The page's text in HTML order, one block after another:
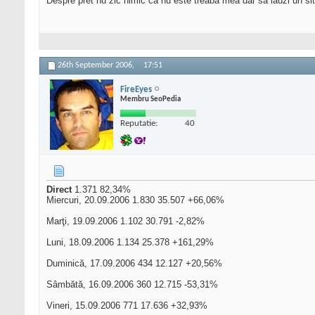
26th September 2006, 17:51
FireEyes
Membru SeoPedia
Reputatie: 40
Direct1.371 82,34%
Miercuri, 20.09.2006 1.830 35.507 +66,06%
Marţi, 19.09.2006 1.102 30.791 -2,82%
Luni, 18.09.2006 1.134 25.378 +161,29%
Duminică, 17.09.2006 434 12.127 +20,56%
Sâmbătă, 16.09.2006 360 12.715 -53,31%
Vineri, 15.09.2006 771 17.636 +32,93%